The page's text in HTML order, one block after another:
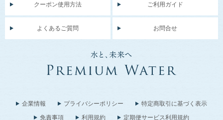
クーポン使用方法 ご利用ガイド
よくあるご質問 お問合せ
企業情報 プライバシーポリシー
特定商取引に基づく表示
免責事項
利用規約 定期便サービス利用規約